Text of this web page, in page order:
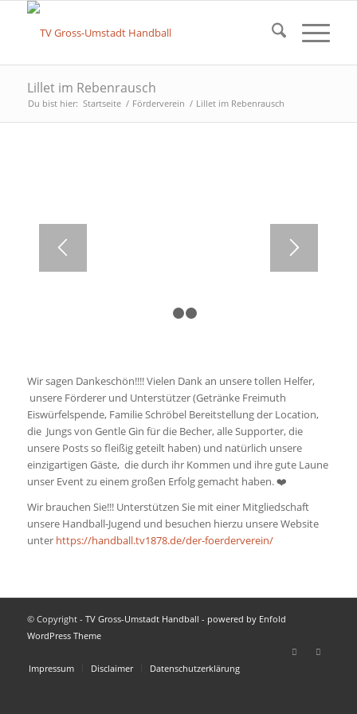
Lillet im Rebenrausch
Du bist hier: Startseite / Förderverein / Lillet im Rebenrausch
Wir sagen Dankeschön!!!! Vielen Dank an unsere tollen Helfer,
unsere Förderer und Unterstützer (Getränke Freimuth
Eiswürfelspende, Familie Schröbel Bereitstellung der Location,
die Jungs von Gentle Gin für die Becher, alle Supporter, die
unsere Posts so fleißig geteilt haben) und natürlich unsere
einzigartigen Gäste, die durch ihr Kommen und ihre gute Laune
unser Event zu einem großen Erfolg gemacht haben. ❤️
Wir brauchen Sie!!! Unterstützen Sie mit einer Mitgliedschaft
unsere Handball-Jugend und besuchen hierzu unsere Website
unter https://handball.tv1878.de/der-foerderverein/
© Copyright - TV Gross-Umstadt Handball - powered by Enfold
WordPress Theme
Impressum Disclaimer Datenschutzerklärung